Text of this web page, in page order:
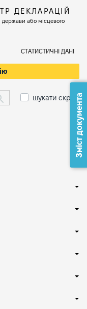
ДЕКЛАРАЦІЙ
або місцевого
СТАТИСТИЧНІ ДАНІ
шукати скрізьЗміст документа